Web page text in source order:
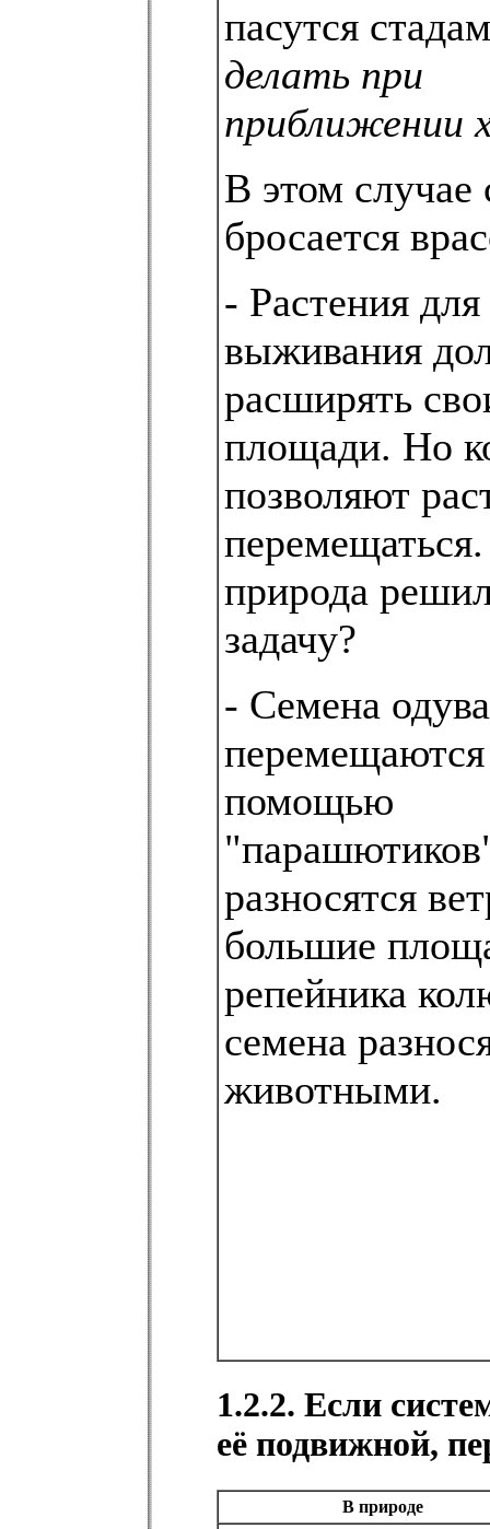
пасутся
делать при
приближении
В этом случае
бросается
- Растения для
выживания
расширять
площади. Но
позволяют
природа
задачу?
- Семена
помощью
разносятся
большие
репейника
семена
животными.
1.2.2. Если
её подвижной,
В природе